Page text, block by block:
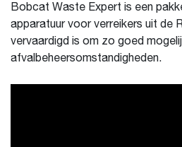
Bobcat Waste Expert is een
apparatuur voor verreikers uit de
vervaardigd is om zo goed
afvalbeheersomstandigheden.